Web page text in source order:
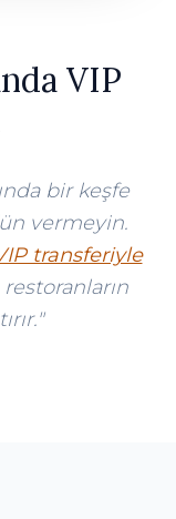
VIP
bir keşfe
vermeyin.
transferiyle